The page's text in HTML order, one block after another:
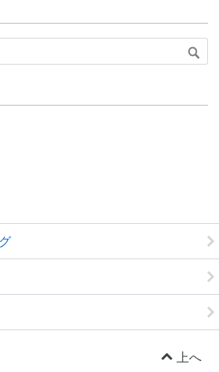
上へ